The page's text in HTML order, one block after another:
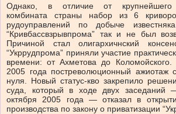
Однако, в отличие от крупнейшего
комбината страны набор из 6
рудоуправлений по добыче
“Кривбассвзрывпрома” так и не был
Причиной стал олигархичнский
“Укррудпрома” приняли участие
времени: от Ахметова до
2005 года постреволюционный ажиотаж
нуля. Новый статус-кво закрепило
суда, который в ходе двух
октября 2005 года — отказал в
производства по закону о приватизации